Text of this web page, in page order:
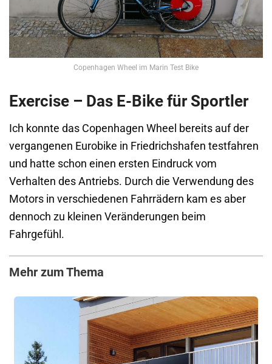
Copenhagen Wheel im Marin Test Bike
Exercise – Das E-Bike für Sportler
Ich konnte das Copenhagen Wheel bereits auf der
vergangenen Eurobike in Friedrichshafen testfahren
und hatte schon einen ersten Eindruck vom
Verhalten des Antriebs. Durch die Verwendung des
Motors in verschiedenen Fahrrädern kam es aber
dennoch zu kleinen Veränderungen beim
Fahrgefühl.
Mehr zum Thema